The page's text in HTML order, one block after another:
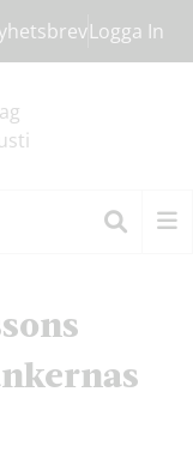
Logga In